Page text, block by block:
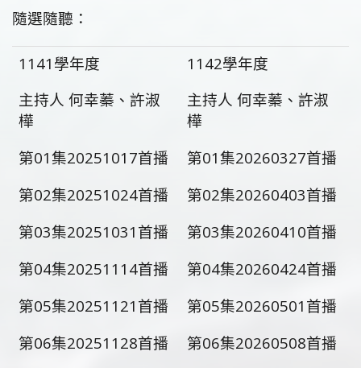
隨選隨聽：
1141學年度
主持人 何幸蓁、許淑
樺
第01集20251017首播
第02集20251024首播
第03集20251031 首播
第04集20251114首播
第05集20251121首播
第06集20251128首播
1142學年度
主持人 何幸蓁、許淑
樺
第01集20260327首播
第02集20260403首播
第03集20260410首播
第04集20260424首播
第05集20260501首播
第06集20260508首播